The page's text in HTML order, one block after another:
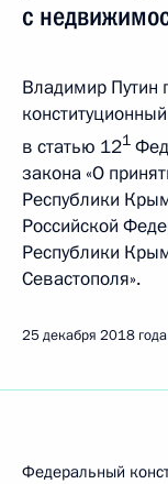
с
Владимир Путин
в статью 121
закона «О
Республики
Российской
Республики
Севастополя».
25 декабря 2018 года
Федеральный